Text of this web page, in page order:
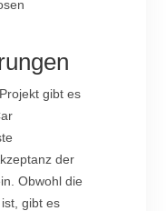
gibt es
der
Obwohl die
gibt es